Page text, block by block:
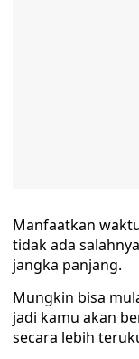
Manfaatkan
tidak ada
jangka panjang.
Mungkin bisa
jadi kamu akan
secara lebih